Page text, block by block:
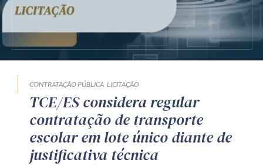
CONTRATAÇÃO PÚBLICA LICITAÇÃO
TCE/ES considera regular
contratação de transporte
escolar em lote único diante de
justificativa técnica